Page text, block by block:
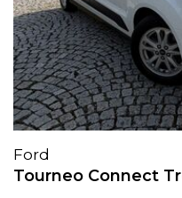
Ford
Tourneo Connect